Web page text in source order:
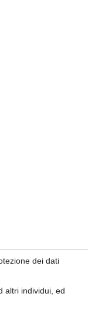
dei dati
altri individui, ed